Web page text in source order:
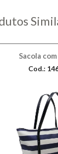
Sacola
Cod.: